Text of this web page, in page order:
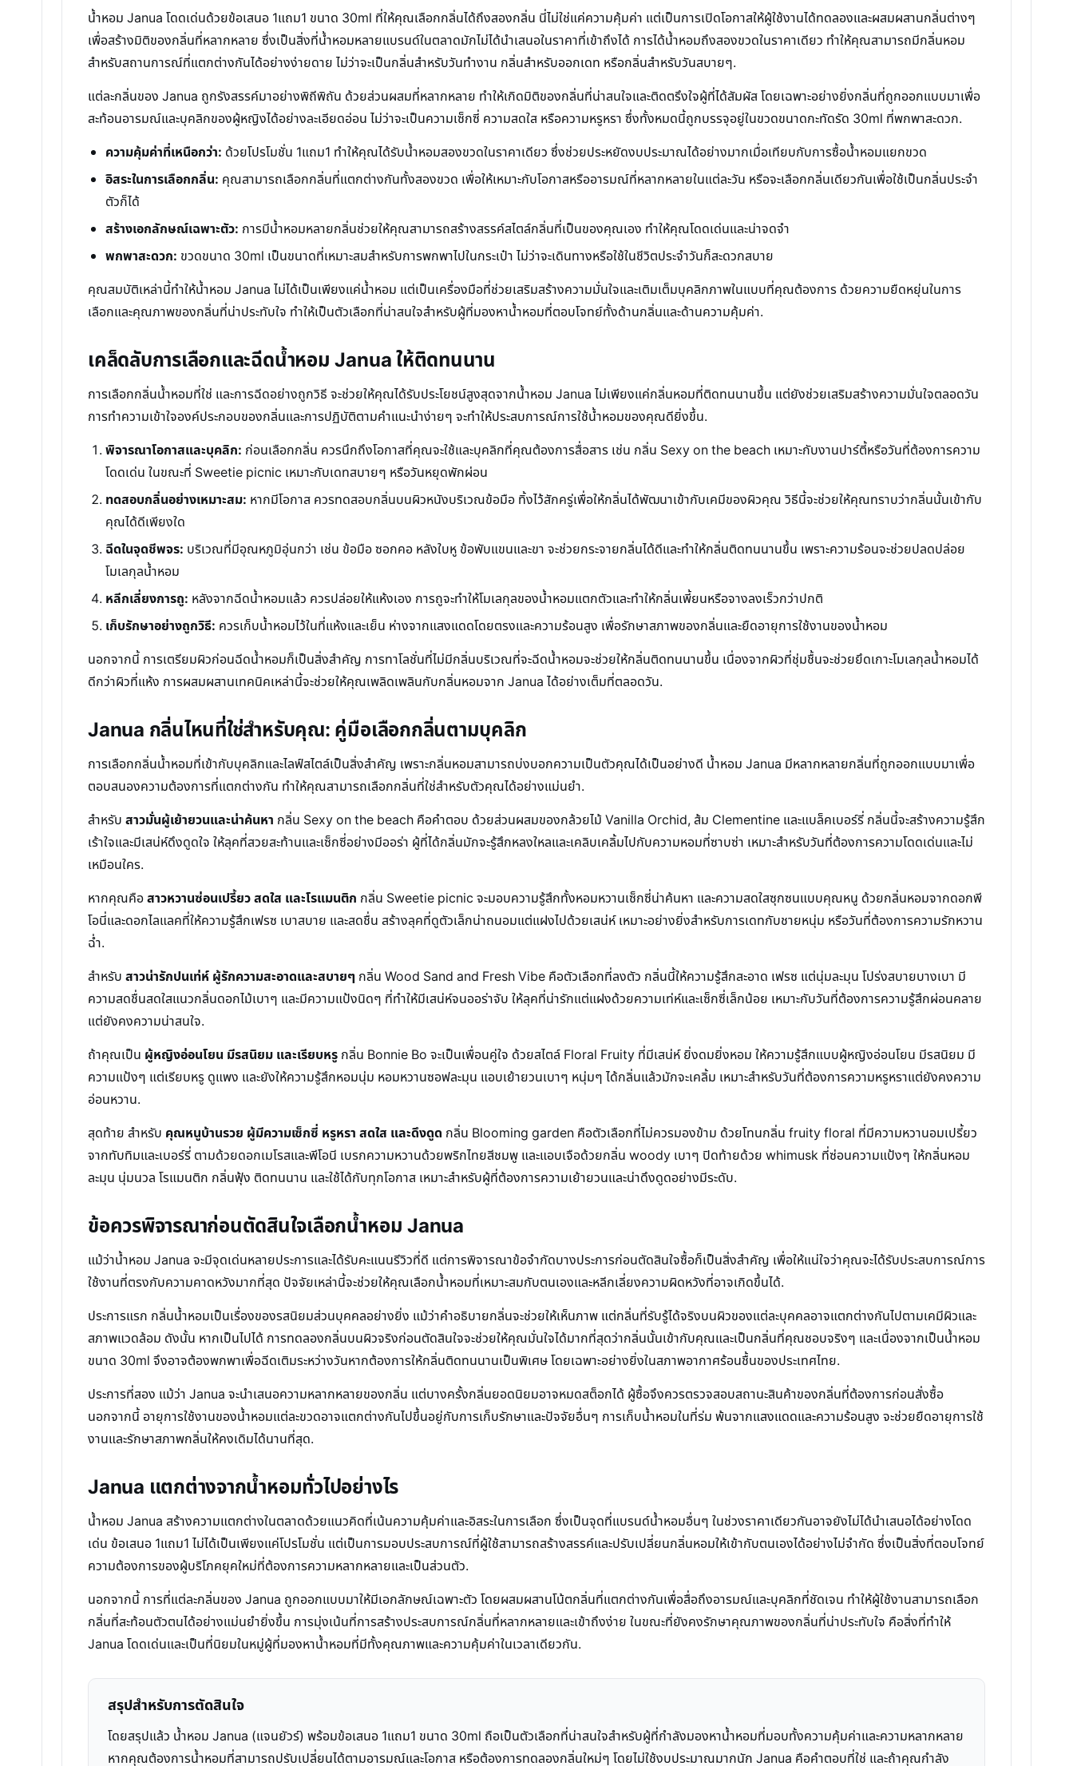
น้ำหอม Janua โดดเด่นด้วยข้อเสนอ 1แถม1 ขนาด 30ml ที่ให้คุณเลือกกลิ่นได้ถึงสองกลิ่น นี่ไม่ใช่แค่ความคุ้มค่า แต่เป็นการเปิดโอกาสให้ผู้ใช้งานได้ทดลองและผสมผสานกลิ่นต่างๆ
เพื่อสร้างมิติของกลิ่นที่หลากหลาย ซึ่งเป็นสิ่งที่น้ำหอมหลายแบรนด์ในตลาดมักไม่ได้นำเสนอในราคาที่เข้าถึงได้ การได้น้ำหอมถึงสองขวดในราคาเดียว ทำให้คุณสามารถมีกลิ่นหอม
สำหรับสถานการณ์ที่แตกต่างกันได้อย่างง่ายดาย ไม่ว่าจะเป็นกลิ่นสำหรับวันทำงาน กลิ่นสำหรับออกเดท หรือกลิ่นสำหรับวันสบายๆ.
แต่ละกลิ่นของ Janua ถูกรังสรรค์มาอย่างพิถีพิถัน ด้วยส่วนผสมที่หลากหลาย ทำให้เกิดมิติของกลิ่นที่น่าสนใจและติดตรึงใจผู้ที่ได้สัมผัส โดยเฉพาะอย่างยิ่งกลิ่นที่ถูกออกแบบมาเพื่อ
สะท้อนอารมณ์และบุคลิกของผู้หญิงได้อย่างละเอียดอ่อน ไม่ว่าจะเป็นความเซ็กซี่ ความสดใส หรือความหรูหรา ซึ่งทั้งหมดนี้ถูกบรรจุอยู่ในขวดขนาดกะทัดรัด 30ml ที่พกพาสะดวก.
ความคุ้มค่าที่เหนือกว่า: ด้วยโปรโมชั่น 1แถม1 ทำให้คุณได้รับน้ำหอมสองขวดในราคาเดียว ซึ่งช่วยประหยัดงบประมาณได้อย่างมากเมื่อเทียบกับการซื้อน้ำหอมแยกขวด
อิสระในการเลือกกลิ่น: คุณสามารถเลือกกลิ่นที่แตกต่างกันทั้งสองขวด เพื่อให้เหมาะกับโอกาสหรืออารมณ์ที่หลากหลายในแต่ละวัน หรือจะเลือกกลิ่นเดียวกันเพื่อใช้เป็นกลิ่นประจำ
ตัวก็ได้
สร้างเอกลักษณ์เฉพาะตัว: การมีน้ำหอมหลายกลิ่นช่วยให้คุณสามารถสร้างสรรค์สไตล์กลิ่นที่เป็นของคุณเอง ทำให้คุณโดดเด่นและน่าจดจำ
พกพาสะดวก: ขวดขนาด 30ml เป็นขนาดที่เหมาะสมสำหรับการพกพาไปในกระเป๋า ไม่ว่าจะเดินทางหรือใช้ในชีวิตประจำวันก็สะดวกสบาย
คุณสมบัติเหล่านี้ทำให้น้ำหอม Janua ไม่ได้เป็นเพียงแค่น้ำหอม แต่เป็นเครื่องมือที่ช่วยเสริมสร้างความมั่นใจและเติมเต็มบุคลิกภาพในแบบที่คุณต้องการ ด้วยความยืดหยุ่นในการ
เลือกและคุณภาพของกลิ่นที่น่าประทับใจ ทำให้เป็นตัวเลือกที่น่าสนใจสำหรับผู้ที่มองหาน้ำหอมที่ตอบโจทย์ทั้งด้านกลิ่นและด้านความคุ้มค่า.
เคล็ดลับการเลือกและฉีดน้ำหอม Janua ให้ติดทนนาน
การเลือกกลิ่นน้ำหอมที่ใช่ และการฉีดอย่างถูกวิธี จะช่วยให้คุณได้รับประโยชน์สูงสุดจากน้ำหอม Janua ไม่เพียงแค่กลิ่นหอมที่ติดทนนานขึ้น แต่ยังช่วยเสริมสร้างความมั่นใจตลอดวัน
การทำความเข้าใจองค์ประกอบของกลิ่นและการปฏิบัติตามคำแนะนำง่ายๆ จะทำให้ประสบการณ์การใช้น้ำหอมของคุณดียิ่งขึ้น.
พิจารณาโอกาสและบุคลิก: ก่อนเลือกกลิ่น ควรนึกถึงโอกาสที่คุณจะใช้และบุคลิกที่คุณต้องการสื่อสาร เช่น กลิ่น Sexy on the beach เหมาะกับงานปาร์ตี้หรือวันที่ต้องการความ
โดดเด่น ในขณะที่ Sweetie picnic เหมาะกับเดทสบายๆ หรือวันหยุดพักผ่อน
ทดสอบกลิ่นอย่างเหมาะสม: หากมีโอกาส ควรทดสอบกลิ่นบนผิวหนังบริเวณข้อมือ ทิ้งไว้สักครู่เพื่อให้กลิ่นได้พัฒนาเข้ากับเคมีของผิวคุณ วิธีนี้จะช่วยให้คุณทราบว่ากลิ่นนั้นเข้ากับ
คุณได้ดีเพียงใด
ฉีดในจุดชีพจร: บริเวณที่มีอุณหภูมิอุ่นกว่า เช่น ข้อมือ ซอกคอ หลังใบหู ข้อพับแขนและขา จะช่วยกระจายกลิ่นได้ดีและทำให้กลิ่นติดทนนานขึ้น เพราะความร้อนจะช่วยปลดปล่อย
โมเลกุลน้ำหอม
หลีกเลี่ยงการถู: หลังจากฉีดน้ำหอมแล้ว ควรปล่อยให้แห้งเอง การถูจะทำให้โมเลกุลของน้ำหอมแตกตัวและทำให้กลิ่นเพี้ยนหรือจางลงเร็วกว่าปกติ
เก็บรักษาอย่างถูกวิธี: ควรเก็บน้ำหอมไว้ในที่แห้งและเย็น ห่างจากแสงแดดโดยตรงและความร้อนสูง เพื่อรักษาสภาพของกลิ่นและยืดอายุการใช้งานของน้ำหอม
นอกจากนี้ การเตรียมผิวก่อนฉีดน้ำหอมก็เป็นสิ่งสำคัญ การทาโลชั่นที่ไม่มีกลิ่นบริเวณที่จะฉีดน้ำหอมจะช่วยให้กลิ่นติดทนนานขึ้น เนื่องจากผิวที่ชุ่มชื้นจะช่วยยึดเกาะโมเลกุลน้ำหอมได้
ดีกว่าผิวที่แห้ง การผสมผสานเทคนิคเหล่านี้จะช่วยให้คุณเพลิดเพลินกับกลิ่นหอมจาก Janua ได้อย่างเต็มที่ตลอดวัน.
Janua กลิ่นไหนที่ใช่สำหรับคุณ: คู่มือเลือกกลิ่นตามบุคลิก
การเลือกกลิ่นน้ำหอมที่เข้ากับบุคลิกและไลฟ์สไตล์เป็นสิ่งสำคัญ เพราะกลิ่นหอมสามารถบ่งบอกความเป็นตัวคุณได้เป็นอย่างดี น้ำหอม Janua มีหลากหลายกลิ่นที่ถูกออกแบบมาเพื่อ
ตอบสนองความต้องการที่แตกต่างกัน ทำให้คุณสามารถเลือกกลิ่นที่ใช่สำหรับตัวคุณได้อย่างแม่นยำ.
สำหรับ สาวมั่นผู้เย้ายวนและน่าค้นหา กลิ่น Sexy on the beach คือคำตอบ ด้วยส่วนผสมของกล้วยไม้ Vanilla Orchid, ส้ม Clementine และแบล็คเบอร์รี่ กลิ่นนี้จะสร้างความรู้สึก
เร้าใจและมีเสน่ห์ดึงดูดใจ ให้ลุคที่สวยสะท้านและเซ็กซี่อย่างมีออร่า ผู้ที่ได้กลิ่นมักจะรู้สึกหลงใหลและเคลิบเคลิ้มไปกับความหอมที่ซาบซ่า เหมาะสำหรับวันที่ต้องการความโดดเด่นและไม่
เหมือนใคร.
หากคุณคือสาวหวานซ่อนเปรี้ยว สดใส และโรแมนติก กลิ่น Sweetie picnic จะมอบความรู้สึกทั้งหอมหวานเซ็กซี่น่าค้นหา และความสดใสซุกซนแบบคุณหนู ด้วยกลิ่นหอมจากดอกพี
โอนี่และดอกไลแลคที่ให้ความรู้สึกเฟรซ เบาสบาย และสดชื่น สร้างลุคที่ดูตัวเล็กน่าถนอมแต่แฝงไปด้วยเสน่ห์ เหมาะอย่างยิ่งสำหรับการเดทกับชายหนุ่ม หรือวันที่ต้องการความรักหวาน
ฉ่ำ.
สำหรับ สาวน่ารักปนเท่ห์ ผู้รักความสะอาดและสบายๆ กลิ่น Wood Sand and Fresh Vibe คือตัวเลือกที่ลงตัว กลิ่นนี้ให้ความรู้สึกสะอาด เฟรซ แต่นุ่มละมุน โปร่งสบายบางเบา มี
ความสดชื่นสดใสแนวกลิ่นดอกไม้เบาๆ และมีความแป้งนิดๆ ที่ทำให้มีเสน่ห์จนออร่าจับ ให้ลุคที่น่ารักแต่แฝงด้วยความเท่ห์และเซ็กซี่เล็กน้อย เหมาะกับวันที่ต้องการความรู้สึกผ่อนคลาย
แต่ยังคงความน่าสนใจ.
ถ้าคุณเป็น ผู้หญิงอ่อนโยน มีรสนิยม และเรียบหรู กลิ่น Bonnie Bo จะเป็นเพื่อนคู่ใจ ด้วยสไตล์ Floral Fruity ที่มีเสน่ห์ ยิ่งดมยิ่งหอม ให้ความรู้สึกแบบผู้หญิงอ่อนโยน มีรสนิยม มี
ความแป้งๆ แต่เรียบหรู ดูแพง และยังให้ความรู้สึกหอมนุ่ม หอมหวานซอฟละมุน แอบเย้ายวนเบาๆ หนุ่มๆ ได้กลิ่นแล้วมักจะเคลิ้ม เหมาะสำหรับวันที่ต้องการความหรูหราแต่ยังคงความ
อ่อนหวาน.
สุดท้าย สำหรับ คุณหนูบ้านรวย ผู้มีความเซ็กซี่ หรูหรา สดใส และดึงดูด กลิ่น Blooming garden คือตัวเลือกที่ไม่ควรมองข้าม ด้วยโทนกลิ่น fruity floral ที่มีความหวานอมเปรี้ยว
จากทับทิมและเบอร์รี่ ตามด้วยดอกเมโรสและพีโอนี เบรกความหวานด้วยพริกไทยสีชมพู และแอบเจือด้วยกลิ่น woody เบาๆ ปิดท้ายด้วย whimusk ที่ซ่อนความแป้งๆ ให้กลิ่นหอม
ละมุน นุ่มนวล โรแมนติก กลิ่นฟุ้ง ติดทนนาน และใช้ได้กับทุกโอกาส เหมาะสำหรับผู้ที่ต้องการความเย้ายวนและน่าดึงดูดอย่างมีระดับ.
ข้อควรพิจารณาก่อนตัดสินใจเลือกน้ำหอม Janua
แม้ว่าน้ำหอม Janua จะมีจุดเด่นหลายประการและได้รับคะแนนรีวิวที่ดี แต่การพิจารณาข้อจำกัดบางประการก่อนตัดสินใจซื้อก็เป็นสิ่งสำคัญ เพื่อให้แน่ใจว่าคุณจะได้รับประสบการณ์การ
ใช้งานที่ตรงกับความคาดหวังมากที่สุด ปัจจัยเหล่านี้จะช่วยให้คุณเลือกน้ำหอมที่เหมาะสมกับตนเองและหลีกเลี่ยงความผิดหวังที่อาจเกิดขึ้นได้.
ประการแรก กลิ่นน้ำหอมเป็นเรื่องของรสนิยมส่วนบุคคลอย่างยิ่ง แม้ว่าคำอธิบายกลิ่นจะช่วยให้เห็นภาพ แต่กลิ่นที่รับรู้ได้จริงบนผิวของแต่ละบุคคลอาจแตกต่างกันไปตามเคมีผิวและ
สภาพแวดล้อม ดังนั้น หากเป็นไปได้ การทดลองกลิ่นบนผิวจริงก่อนตัดสินใจจะช่วยให้คุณมั่นใจได้มากที่สุดว่ากลิ่นนั้นเข้ากับคุณและเป็นกลิ่นที่คุณชอบจริงๆ และเนื่องจากเป็นน้ำหอม
ขนาด 30ml จึงอาจต้องพกพาเพื่อฉีดเติมระหว่างวันหากต้องการให้กลิ่นติดทนนานเป็นพิเศษ โดยเฉพาะอย่างยิ่งในสภาพอากาศร้อนชื้นของประเทศไทย.
ประการที่สอง แม้ว่า Janua จะนำเสนอความหลากหลายของกลิ่น แต่บางครั้งกลิ่นยอดนิยมอาจหมดสต็อกได้ ผู้ซื้อจึงควรตรวจสอบสถานะสินค้าของกลิ่นที่ต้องการก่อนสั่งซื้อ
นอกจากนี้ อายุการใช้งานของน้ำหอมแต่ละขวดอาจแตกต่างกันไปขึ้นอยู่กับการเก็บรักษาและปัจจัยอื่นๆ การเก็บน้ำหอมในที่ร่ม พ้นจากแสงแดดและความร้อนสูง จะช่วยยืดอายุการใช้
งานและรักษาสภาพกลิ่นให้คงเดิมได้นานที่สุด.
Janua แตกต่างจากน้ำหอมทั่วไปอย่างไร
น้ำหอม Janua สร้างความแตกต่างในตลาดด้วยแนวคิดที่เน้นความคุ้มค่าและอิสระในการเลือก ซึ่งเป็นจุดที่แบรนด์น้ำหอมอื่นๆ ในช่วงราคาเดียวกันอาจยังไม่ได้นำเสนอได้อย่างโดด
เด่น ข้อเสนอ 1แถม1 ไม่ได้เป็นเพียงแค่โปรโมชั่น แต่เป็นการมอบประสบการณ์ที่ผู้ใช้สามารถสร้างสรรค์และปรับเปลี่ยนกลิ่นหอมให้เข้ากับตนเองได้อย่างไม่จำกัด ซึ่งเป็นสิ่งที่ตอบโจทย์
ความต้องการของผู้บริโภคยุคใหม่ที่ต้องการความหลากหลายและเป็นส่วนตัว.
นอกจากนี้ การที่แต่ละกลิ่นของ Janua ถูกออกแบบมาให้มีเอกลักษณ์เฉพาะตัว โดยผสมผสานโน้ตกลิ่นที่แตกต่างกันเพื่อสื่อถึงอารมณ์และบุคลิกที่ชัดเจน ทำให้ผู้ใช้งานสามารถเลือก
กลิ่นที่สะท้อนตัวตนได้อย่างแม่นยำยิ่งขึ้น การมุ่งเน้นที่การสร้างประสบการณ์กลิ่นที่หลากหลายและเข้าถึงง่าย ในขณะที่ยังคงรักษาคุณภาพของกลิ่นที่น่าประทับใจ คือสิ่งที่ทำให้
Janua โดดเด่นและเป็นที่นิยมในหมู่ผู้ที่มองหาน้ำหอมที่มีทั้งคุณภาพและความคุ้มค่าในเวลาเดียวกัน.
สรุปสำหรับการตัดสินใจ
โดยสรุปแล้ว น้ำหอม Janua (แจนยัวร์) พร้อมข้อเสนอ 1แถม1 ขนาด 30ml ถือเป็นตัวเลือกที่น่าสนใจสำหรับผู้ที่กำลังมองหาน้ำหอมที่มอบทั้งความคุ้มค่าและความหลากหลาย
หากคุณต้องการน้ำหอมที่สามารถปรับเปลี่ยนได้ตามอารมณ์และโอกาส หรือต้องการทดลองกลิ่นใหม่ๆ โดยไม่ใช้งบประมาณมากนัก Janua คือคำตอบที่ใช่ และถ้าคุณกำลัง